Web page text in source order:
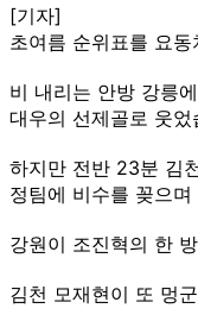
[기자]
초여름 순위표를 요
비 내리는 안방 강릉
대우의 선제골로 웃었
하지만 전반 23분 김
정팀에 비수를 꽂으
강원이 조진혁의 한
김천 모재현이 또 멍